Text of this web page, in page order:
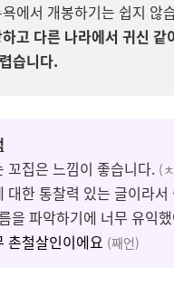
에서 개봉하기는 쉽지 않
고 다른 나라에서 귀신 같
습니다.
꼬집은 느낌이 좋습니다. (
대한 통찰력 있는 글이라서
을 파악하기에 너무 유익
촌철살인이에요 (째언)